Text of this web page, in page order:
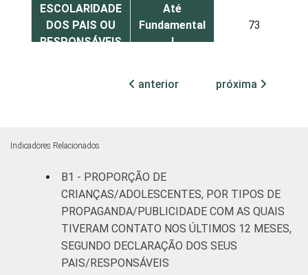
ESCOLARIDADE
DOS PAIS OU
RESPONSÁVEIS
Até
Fundamental
I
73
II
73
FAIXA ETÁRIA
DA CRIANÇA
OU DO
ADOLESCENTE
De 9 a 10
anos
De 11 a 12
anos
77
anterior próxima
Indicadores Relacionados
B1 - PROPORÇÃO DE
CRIANÇAS/ADOLESCENTES, POR TIPOS DE
PROPAGANDA/PUBLICIDADE COM AS QUAIS
TIVERAM CONTATO NOS ÚLTIMOS 12 MESES,
SEGUNDO DECLARAÇÃO DOS SEUS
PAIS/RESPONSÁVEIS